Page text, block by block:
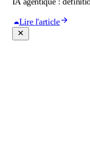
Lire l'article